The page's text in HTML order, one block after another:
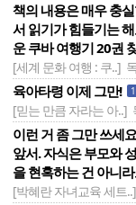
책의 내용은 매우 충
서 읽기가 힘들기는
운 쿠바 여행기 20권
[세계 문화 여행 : 쿠..]
육아타령 이제 그만!
[믿는 만큼 자라는 아..]
이런 거 좀 그만 쓰세
앞서. 자식은 부모와
을 현혹하는 건 아니
[박혜란 자녀교육 세트..]